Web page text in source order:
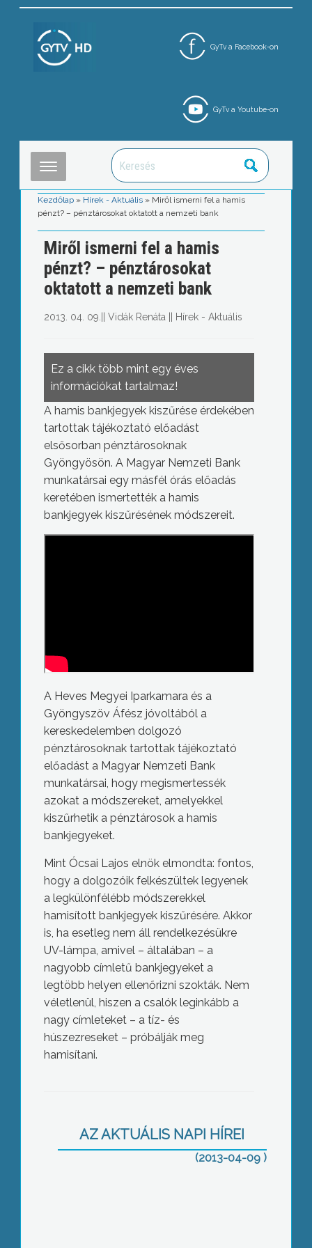
GyTv a Facebook-on
GyTv a Youtube-on
Kezdőlap » Hírek - Aktuális » Miről ismerni fel a hamis
pénzt? – pénztárosokat oktatott a nemzeti bank
Miről ismerni fel a hamis
pénzt? – pénztárosokat
oktatott a nemzeti bank
2013. 04. 09. Vidák Renáta Hírek - Aktuális
Ez a cikk több mint egy éves
információkat tartalmaz!
A hamis bankjegyek kiszűrése érdekében
tartottak tájékoztató előadást
elsősorban pénztárosoknak
Gyöngyösön. A Magyar Nemzeti Bank
munkatársai egy másfél órás előadás
keretében ismertették a hamis
bankjegyek kiszűrésének módszereit.
A Heves Megyei Iparkamara és a
Gyöngyszöv Áfész jóvoltából a
kereskedelemben dolgozó
pénztárosoknak tartottak tájékoztató
előadást a Magyar Nemzeti Bank
munkatársai, hogy megismertessék
azokat a módszereket, amelyekkel
kiszűrhetik a pénztárosok a hamis
bankjegyeket.
Mint Ócsai Lajos elnök elmondta: fontos,
hogy a dolgozóik felkészültek legyenek
a legkülönfélébb módszerekkel
hamisított bankjegyek kiszűrésére. Akkor
is, ha esetleg nem áll rendelkezésükre
UV-lámpa, amivel – általában – a
nagyobb címletű bankjegyeket a
legtöbb helyen ellenőrizni szokták. Nem
véletlenül, hiszen a csalók leginkább a
nagy címleteket – a tíz- és
húszezreseket – próbálják meg
hamisítani.
AZ AKTUÁLIS NAPI HÍREI
(2013-04-09 )